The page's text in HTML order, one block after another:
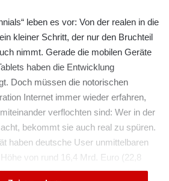
leben es vor: Von der realen in die
kleiner Schritt, der nur den Bruchteil
nimmt. Gerade die mobilen Geräte
haben die Entwicklung
Doch müssen die notorischen
Internet immer wieder erfahren,
verflochten sind: Wer in der
bekommt sie auch real zu spüren.
haben deutsche User unmittelbaren
von rund 16,4 Mrd. Euro (22,8
der Befragten, die nach 1980